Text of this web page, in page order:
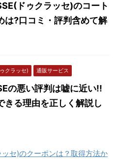
ドゥクラッセ)のコート
は?口コミ・評判含めて解
クラッセ) 通販サービス
の悪い評判は嘘に近い!!
きる理由を正しく解説し
セ)のクーポンは？取得方法か